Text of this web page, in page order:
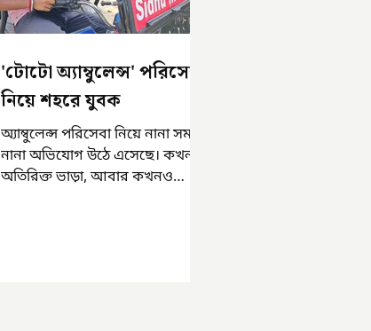
'টোটো অ্যাম্বুলেন্স' পরিসেবা
নিয়ে শহরে যুবক
অ্যাম্বুলেন্স পরিসেবা নিয়ে নানা সময়
নানা অভিযোগ উঠে এসেছে। কখনও
অতিরিক্ত ভাড়া, আবার কখনও